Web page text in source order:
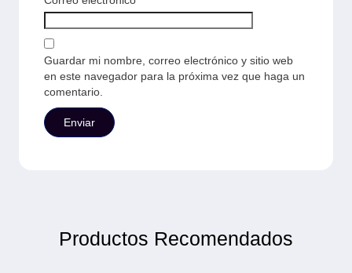
Guardar mi nombre, correo electrónico y sitio web
en este navegador para la próxima vez que haga un
comentario.
Productos Recomendados